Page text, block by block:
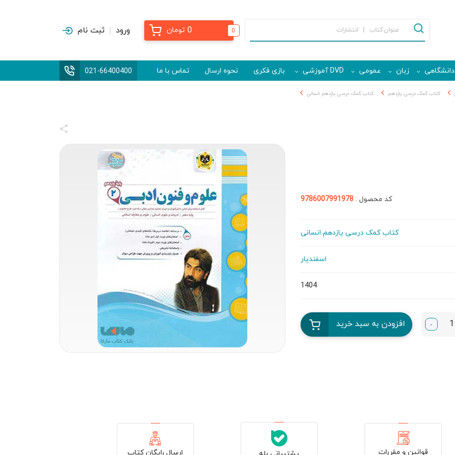
0
0 تومان ورود ثبت نام
دانشگاهی زبان عمومی DVD آموزشی بازی فکری نحوه ارسال تماس با ما 021-66400400
کتاب کمک درسی یازدهم کتاب کمک درسی یازدهم انسانی
کد محصول : 9786007991978
کتاب کمک درسی یازدهم انسانی
اسفندیار
1404
- افزودن به سبد خرید
قوانین و مقررات ارسال رایگان کتاب